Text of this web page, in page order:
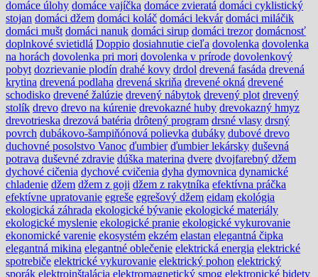
domáce úlohy domáce vajíčka domáce zvieratá domáci cyklistický
stojan domáci džem domáci koláč domáci lekvár domáci miláčik
domáci mušt domáci nanuk domáci sirup domáci trezor domácnosť
doplnkové svietidlá Doppio dosiahnutie cieľa dovolenka dovolenka
na horách dovolenka pri mori dovolenka v prírode dovolenkový
pobyt dozrievanie plodín drahé kovy drdol drevená fasáda drevená
krytina drevená podlaha drevená skriňa drevené okná drevené
schodisko drevené žalúzie drevený nábytok drevený plot drevený
stolík drevo drevo na kúrenie drevokazné huby drevokazný hmyz
drevotrieska drezová batéria drôtený program drsné vlasy drsný
povrch dubákovo-šampiňónová polievka dubáky dubové drevo
duchovné posolstvo Vanoc ďumbier ďumbier lekársky duševná
potrava duševné zdravie dúška materina dvere dvojfarebný džem
dychové cičenia dychové cvičenia dyha dymovnica dynamické
chladenie džem džem z goji džem z rakytníka efektívna práčka
efektívne upratovanie egreše egrešový džem eidam ekológia
ekologická záhrada ekologické bývanie ekologické materiály
ekologické myslenie ekologické pranie ekologické vykurovanie
ekonomické varenie ekosystém ekzém elastan elegantná čipka
elegantná mikina elegantné oblečenie elektrická energia elektrické
spotrebiče elektrické vykurovanie elektrický pohon elektrický
sporák elektroinštalácia elektromagnetický smog elektronické bidety